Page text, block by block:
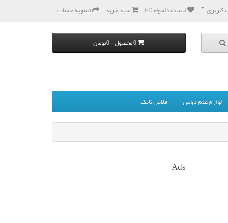
لیست دلخواه (0) سبد خرید تسویه حساب
0 محصول - 0تومان
لوازم علم دوش فلاش تانک
Ads